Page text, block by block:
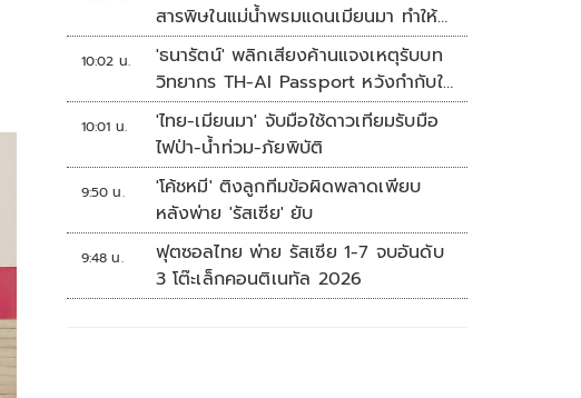
สารพิษในแม่น้ำพรมแดนเมียนมา ทำให้
แก้ปัญหารวดเร็ว
10:02 น.
'ธนารัตน์' พลิกเสียงค้านแจงเหตุรับบท
วิทยากร TH-AI Passport หวังกำกับใช้
งบเหมาะสม ชูจุดเด่นคนไทยได้ใช้ AI
ระดับโปร ลดเหลื่อมล้ำทางเทคโนโลยี
เซฟงบไปกว่า900ล้าน เชื่อหากใช้เต็มที่
เอกชนขาดทุนย่อยยับ
10:01 น.
'ไทย-เมียนมา' จับมือใช้ดาวเทียมรับมือ
ไฟป่า-น้ำท่วม-ภัยพิบัติ
9:50 น.
'โค้ชหมี' ติงลูกทีมข้อผิดพลาดเพียบ
หลังพ่าย 'รัสเซีย' ยับ
9:48 น.
ฟุตซอลไทย พ่าย รัสเซีย 1-7 จบอันดับ
3 โต๊ะเล็กคอนติเนทัล 2026